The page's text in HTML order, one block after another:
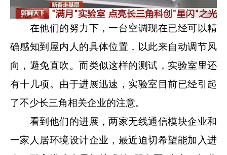
在他们的努力下，一台空调现在已经可以精
确感知到屋内人的具体位置，以此来自动调节风
向，避免直吹。而类似这样的测试，实验室里还
有十几项。由于进展迅速，实验室目前已经引起
了不少长三角相关企业的注意。
看到他们的进展，两家无线通信模块企业和
一家人居环境设计企业，最近迫切希望能加入进